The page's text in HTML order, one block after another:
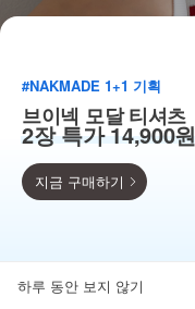
득템찬스
#NAKMADE 1+1 기획
브이넥 모달 티셔츠
2장 특가 14,900원
지금 구매하기
하루 동안 보지 않기
뒤로가기 카테고리